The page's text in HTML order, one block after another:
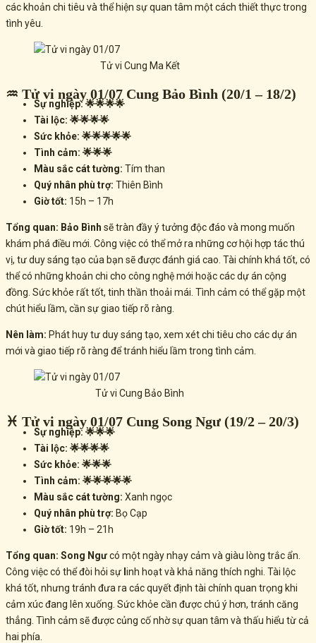
các khoản chi tiêu và thể hiện sự quan tâm một cách thiết thực trong
tình yêu.
Tử vi Cung Ma Kết
♒ Tử vi ngày 01/07 Cung Bảo Bình (20/1 – 18/2)
Sự nghiệp: 🌟🌟🌟🌟
Tài lộc: 🌟🌟🌟🌟
Sức khỏe: 🌟🌟🌟🌟🌟
Tình cảm: 🌟🌟🌟
Màu sắc cát tường: Tím than
Quý nhân phù trợ: Thiên Bình
Giờ tốt: 15h – 17h
Tổng quan: Bảo Bình sẽ tràn đầy ý tưởng độc đáo và mong muốn
khám phá điều mới. Công việc có thể mở ra những cơ hội hợp tác thú
vị, tư duy sáng tạo của bạn sẽ được đánh giá cao. Tài chính khá tốt, có
thể có những khoản chi cho công nghệ mới hoặc các dự án cộng
đồng. Sức khỏe rất tốt, tinh thần thoải mái. Tình cảm có thể gặp một
chút hiểu lầm, cần sự giao tiếp rõ ràng.
Nên làm: Phát huy tư duy sáng tạo, xem xét chi tiêu cho các dự án
mới và giao tiếp rõ ràng để tránh hiểu lầm trong tình cảm.
Tử vi Cung Bảo Bình
♓ Tử vi ngày 01/07 Cung Song Ngư (19/2 – 20/3)
Sự nghiệp: 🌟🌟🌟
Tài lộc: 🌟🌟🌟🌟
Sức khỏe: 🌟🌟🌟
Tình cảm: 🌟🌟🌟🌟🌟
Màu sắc cát tường: Xanh ngọc
Quý nhân phù trợ: Bọ Cạp
Giờ tốt: 19h – 21h
Tổng quan: Song Ngưcó một ngày nhạy cảm và giàu lòng trắc ẩn.
Công việc có thể đòi hỏi sự linh hoạt và khả năng thích nghi . Tài lộc
khá tốt, nhưng tránh đưa ra cácquyết định tài chính quan trọng khi
cảm xúc đang lên xuống. Sức khỏe cần được chú ý hơn, tránh căng
thẳng . Tình cảm sẽ đượccủng cố nhờ sự quan tâm và thấu hiểu từ cả
hai phía.